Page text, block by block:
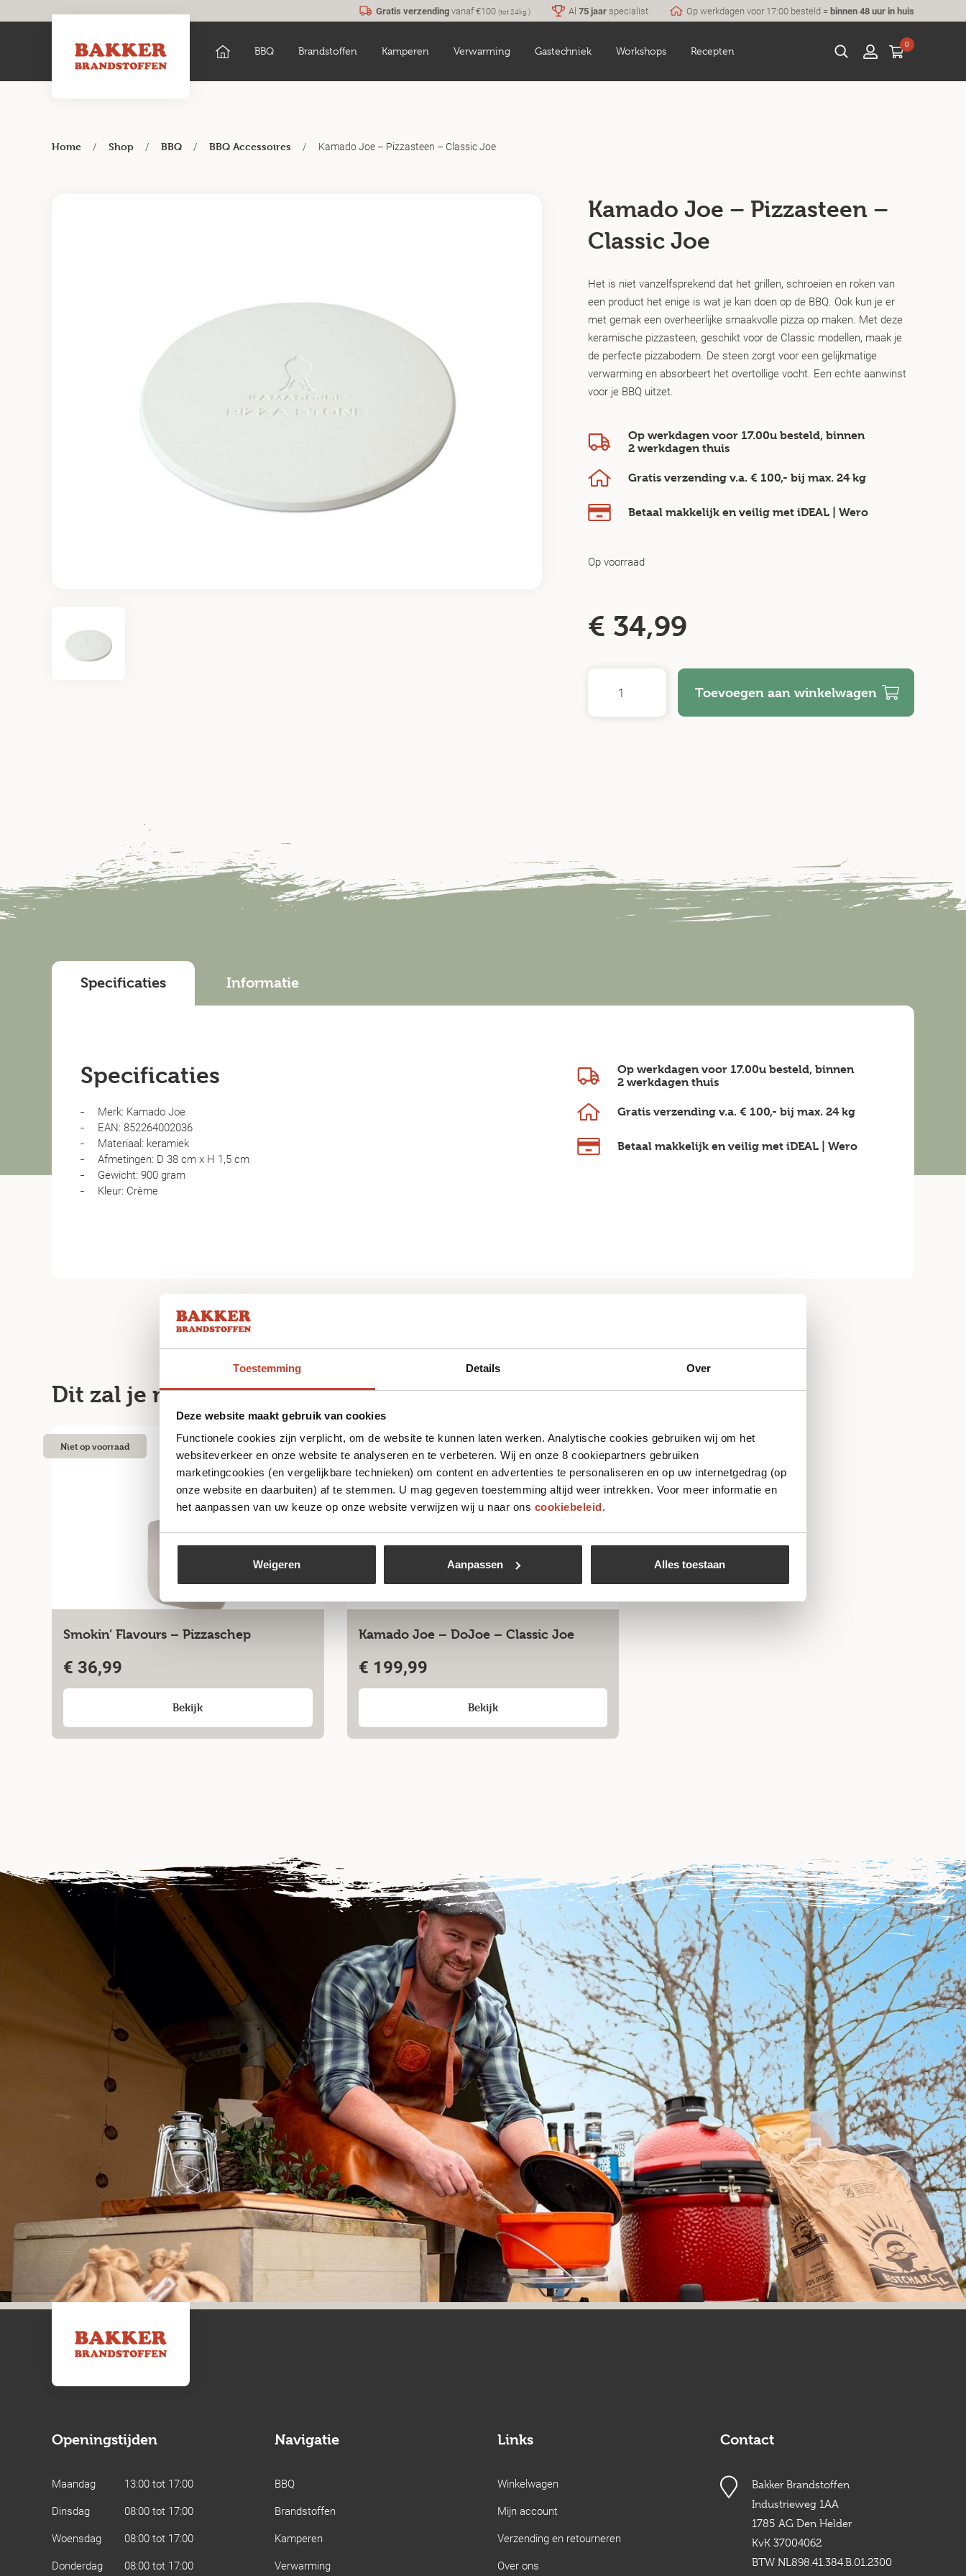
Toestemming Details Over
Deze website maakt gebruik van cookies
Functionele cookies zijn verplicht, om de website te kunnen laten werken. Analytische cookies gebruiken wij om het
websiteverkeer en onze website te analyseren en te verbeteren. Wij en onze 8 cookiepartners gebruiken
marketingcookies (en vergelijkbare technieken) om content en advertenties te personaliseren en op uw internetgedrag (op
onze website en daarbuiten) af te stemmen. U mag gegeven toestemming altijd weer intrekken. Voor meer informatie en
het aanpassen van uw keuze op onze website verwijzen wij u naar ons cookiebeleid.
Weigeren Aanpassen Alles toestaan
Gratis verzendingvanaf €100 (tot 24kg.) Al 75 jaarspecialist Op werkdagen voor 17:00 besteld =binnen 48 uur in huis
BBQ Brandstoffen Kamperen Verwarming Gastechniek Workshops Recepten
0
Home / Shop / BBQ / BBQ Accessoires / Kamado Joe – Pizzasteen – Classic Joe
Kamado Joe – Pizzasteen –
Classic Joe
Het is niet vanzelfsprekend dat het grillen, schroeien en roken van
een product het enige is wat je kan doen op de BBQ. Ook kun je er
met gemak een overheerlijke smaakvolle pizza op maken. Met deze
keramische pizzasteen, geschikt voor de Classic modellen, maak je
de perfecte pizzabodem. De steen zorgt voor een gelijkmatige
verwarming en absorbeert het overtollige vocht. Een echte aanwinst
voor je BBQ uitzet.
Op werkdagen voor 17.00u besteld, binnen
2 werkdagenthuis
Gratis verzending v.a. € 100,- bij max. 24 kg
Betaal makkelijk en veilig met iDEAL | Wero
Op voorraad
€ 34,99
Toevoegen aan winkelwagen
Specificaties Informatie
Specificaties
Merk: Kamado Joe
EAN: 852264002036
Materiaal: keramiek
Afmetingen: D 38 cm x H 1,5 cm
Gewicht: 900 gram
Kleur: Crème
Op werkdagen voor 17.00u besteld, binnen
2 werkdagen thuis
Gratis verzending v.a.€ 100,- bij max.24 kg
Betaal makkelijk en veiligmet iDEAL | Wero
Dit zal je misschien ook leuk vinden
Smokin’ Flavours – Pizzaschep
€ 36,99
Bekijk
Niet op voorraad
Kamado Joe – DoJoe – Classic Joe
€ 199,99
Bekijk
Openingstijden
Maandag
13:00 tot 17:00
Dinsdag
08:00 tot 17:00
Woensdag
08:00 tot 17:00
Donderdag
08:00 tot 17:00
Navigatie
BBQ
Brandstoffen
Kamperen
Verwarming
Links
Winkelwagen
Mijn account
Verzending en retourneren
Over ons
Contact
Bakker Brandstoffen
Industrieweg 1AA
1785 AG Den Helder
KvK 37004062
BTW NL898.41.384.B.01.2300